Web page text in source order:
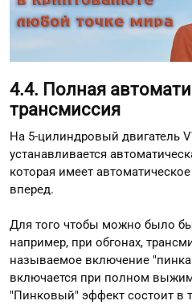
4.4. Полная
трансмиссия
На 5-цилиндровый двигатель
устанавливается
которая имеет
вперед.
Для того чтобы можно было
например, при обгонах,
называемое включение
включается при полном
"Пинковый" эффект состоит в